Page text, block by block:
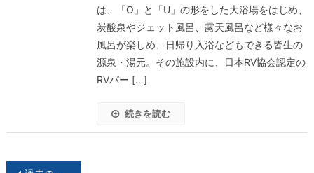
は、「O」と「U」の形をした大浴場をはじめ、
炭酸泉やジェット風呂、露天風呂など様々なお
風呂が楽しめ、日帰り入浴などもできる皆生の
源泉・湯元。その施設内に、日本RV協会認定の
RVパー […]
続きを読む